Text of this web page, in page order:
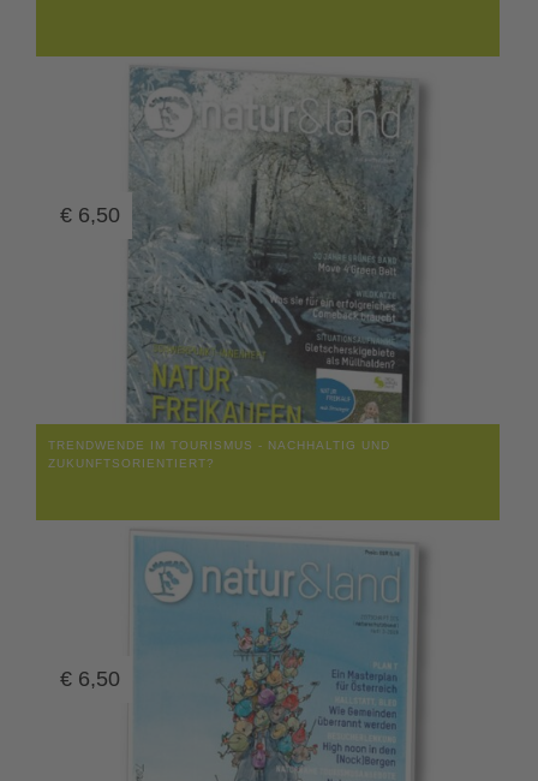
€ 6,50
TRENDWENDE IM TOURISMUS - NACHHALTIG UND
ZUKUNFTSORIENTIERT?
€ 6,50